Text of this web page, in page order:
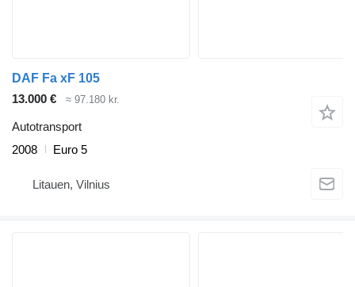
DAF Fa xF 105
13.000 €
≈ 97.180 kr.
Autotransport
2008
Euro 5
Litauen, Vilnius